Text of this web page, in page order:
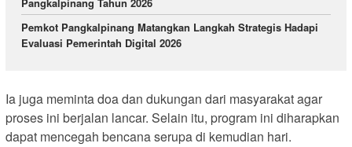
Pemkot Pangkalpinang Matangkan Langkah Strategis Hadapi
Evaluasi Pemerintah Digital 2026
Ia juga meminta doa dan dukungan dari masyarakat agar
proses ini berjalan lancar. Selain itu, program ini diharapkan
dapat mencegah bencana serupa di kemudian hari.